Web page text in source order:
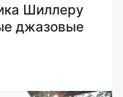
Шиллеру
джазовые